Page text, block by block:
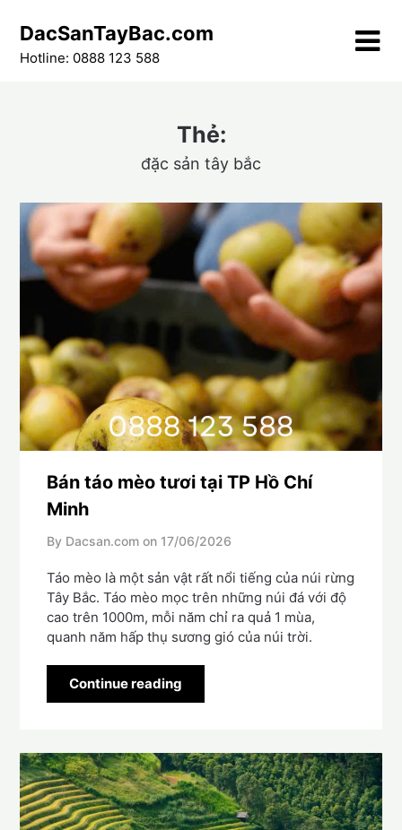
content
DacSanTayBac.com
Hotline: 0888 123 588
Thẻ:
đặc sản tây bắc
Bán táo mèo tươi tại TP Hồ Chí
Minh
By Dacsan.com on 17/06/2026
Táo mèo là một sản vật rất nổi tiếng của núi rừng
Tây Bắc. Táo mèo mọc trên những núi đá với độ
cao trên 1000m, mỗi năm chỉ ra quả 1 mùa,
quanh năm hấp thụ sương gió của núi trời.
Continue reading